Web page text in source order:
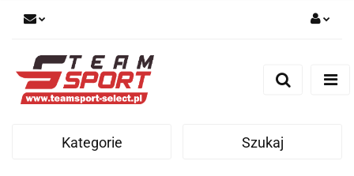
Zarejestruj się
Kategorie Szukaj